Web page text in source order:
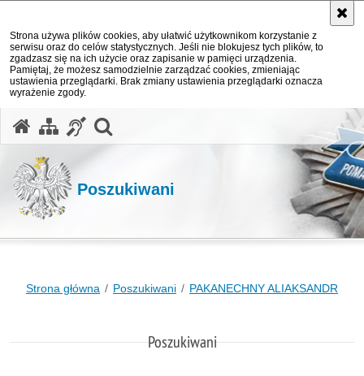
Strona używa plików cookies, aby ułatwić użytkownikom korzystanie z
serwisu oraz do celów statystycznych. Jeśli nie blokujesz tych plików, to
zgadzasz się na ich użycie oraz zapisanie w pamięci urządzenia.
Pamiętaj, że możesz samodzielnie zarządzać cookies, zmieniając
ustawienia przeglądarki. Brak zmiany ustawienia przeglądarki oznacza
wyrażenie zgody.
Poszukiwani
Strona główna Poszukiwani PAKANECHNY ALIAKSANDR
Poszukiwani